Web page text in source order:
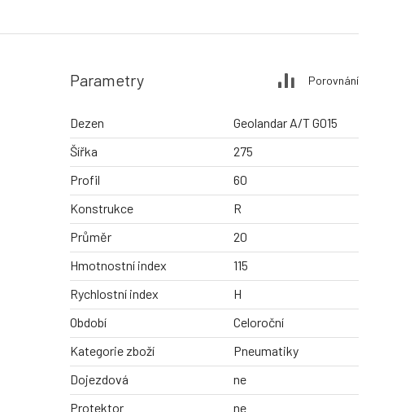
Parametry Porovnání
Dezen
Geolandar A/T G015
Šířka
275
Profil
60
Konstrukce
R
Průměr
20
Hmotnostní index
115
Rychlostní index
H
Období
Celoroční
Kategorie zboží
Pneumatiky
Dojezdová
ne
Protektor
ne